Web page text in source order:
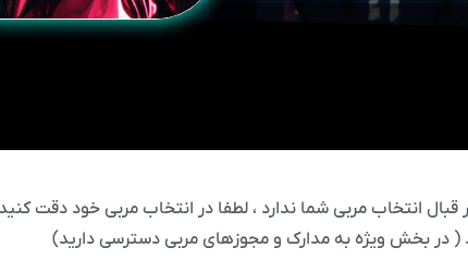
انتخاب مربی شما ندارد ، لطفا در انتخاب مربی خود دقت کنید
( در بخش ویژه به مدارک و مجوزهای مربی دسترسی دارید)